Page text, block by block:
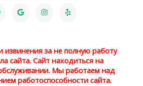
извинения за не полную работу
сайта. Сайт находиться на
Мы работаем над
работоспособности сайта.